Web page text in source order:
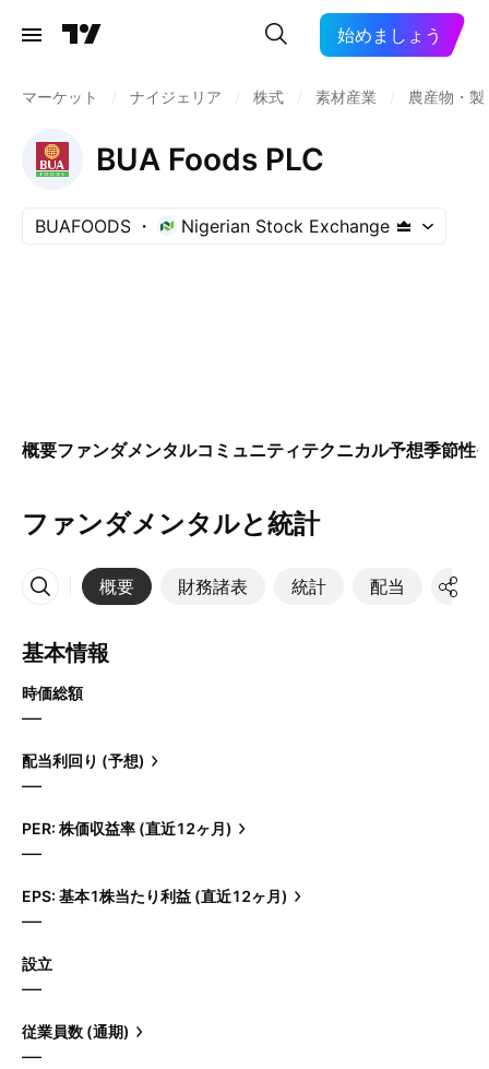
始めましょう
マーケット ナイジェリア 株式 素材産業 農産物・製
BUA Foods PLC
BUAFOODS Nigerian Stock Exchange
概要ファンダメンタルコミュニティテクニカル予想季節性
ファンダメンタルと統計
概要 財務諸表 統計 配当 決算
その他
基本情報
時価総額
—
配当利回り (予想)
—
PER: 株価収益率 (直近12ヶ月)
—
EPS: 基本1株当たり利益 (直近12ヶ月)
—
設立
—
従業員数 (通期)
—